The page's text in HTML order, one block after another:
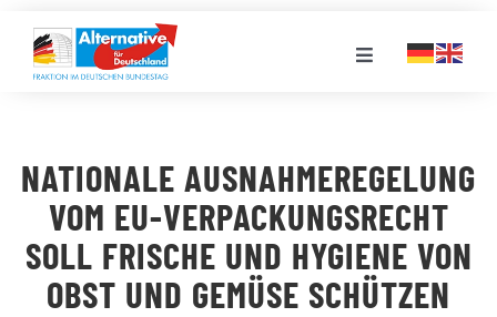
Inhalt
springen
Toggle
LANDESGRUPPEN
VERANSTALTUNGEN
NATIONALE AUSNAHMEREGELUNG
VOM EU-VERPACKUNGSRECHT
SOLL FRISCHE UND HYGIENE VON
OBST UND GEMÜSE SCHÜTZEN